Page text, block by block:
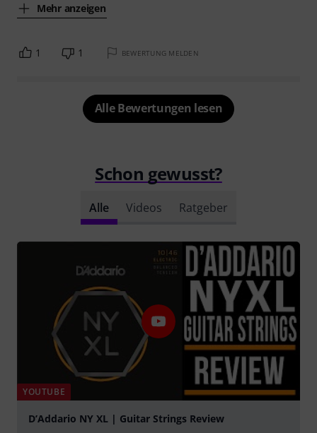
Mehr anzeigen
1 1 BEWERTUNG MELDEN
Alle Bewertungen lesen
Schon gewusst?
Alle Videos Ratgeber
YOUTUBE
D’Addario NY XL | Guitar Strings Review